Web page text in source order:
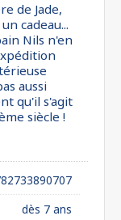
de Jade,
cadeau...
Nils n'en
aussi
qu'il s'agit
siècle !
dès 7 ans